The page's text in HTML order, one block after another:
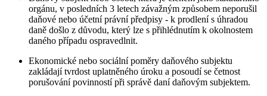
orgánu, v posledních 3 letech závažným způsobem neporušil
daňové nebo účetní právní předpisy - k prodlení s úhradou
daně došlo z důvodu, který lze s přihlédnutím k okolnostem
daného případu ospravedlnit.
Ekonomické nebo sociální poměry daňového subjektu
zakládají tvrdost uplatněného úroku a posoudí se četnost
porušování povinností při správě daní daňovým subjektem.